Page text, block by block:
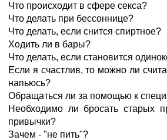
Что происходит в сфере секса?
Что делать при бессоннице?
Что делать, если снится спиртное?
Ходить ли в бары?
Что делать, если становится
Если я счастлив, то можно ли
напьюсь?
Обращаться ли за помощью к
Необходимо ли бросать старых
привычки?
Зачем - "не пить"?